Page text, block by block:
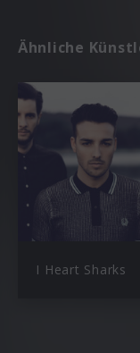
Ähnliche
I Heart Sharks